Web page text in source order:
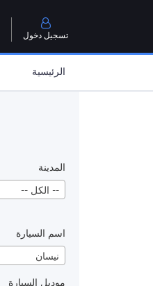
تسجيل دخول
الرئيسية
المدينة
-- الكل --
اسم السيارة
نيسان
موديل السيارة